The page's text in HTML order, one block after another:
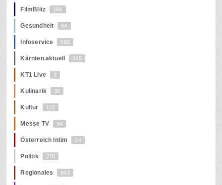
FilmBlitz 194
Gesundheit 64
Infoservice 560
Kärnten.aktuell 245
KT1 Live 3
Kulinarik 36
Kultur 122
Messe TV 94
Österreich Intim 14
Politik 278
Regionales 943